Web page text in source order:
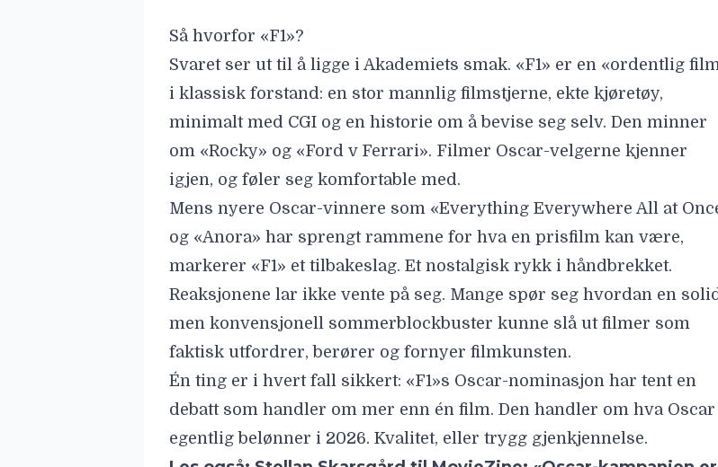
Les også:
Stellan Skarsgård til MovieZine: «Oscar-kampanjen er i
gang, og det er utmattende.»
Les også:
Oscar 2026: «Affeksjonsverdi» nominert til hele 9
priser, samt én til «Den stygge stesøsteren»!
Les også:
«Sinners» slår Oscar-rekord – flest nominasjoner
noensinne!